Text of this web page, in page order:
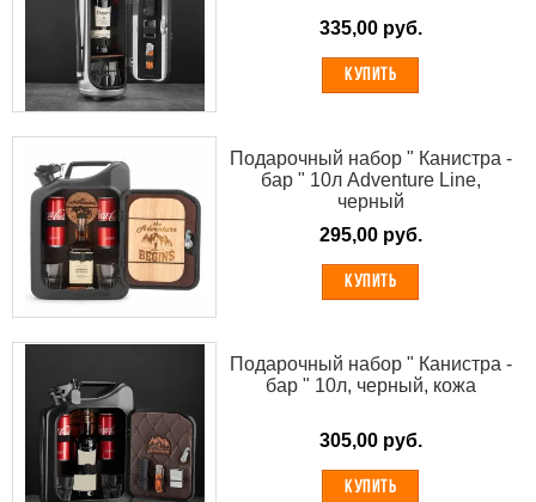
335,00 руб.
КУПИТЬ
Подарочный набор " Канистра -
бар " 10л Adventure Line,
черный
295,00 руб.
КУПИТЬ
Подарочный набор " Канистра -
бар " 10л, черный, кожа
305,00 руб.
КУПИТЬ